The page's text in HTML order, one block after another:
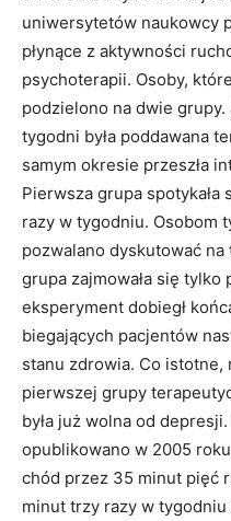
uniwersytetów naukowcy
płynące z aktywności
psychoterapii. Osoby,
podzielono na dwie
tygodni była poddawana
samym okresie przeszła
Pierwsza grupa spotykała
razy w tygodniu. Osobom
pozwalano dyskutować
grupa zajmowała się tylko
eksperyment dobiegł
biegających pacjentów
stanu zdrowia. Co
pierwszej grupy
była już wolna od
opublikowano w 2005
chód przez 35 minut pięć
minut trzy razy w